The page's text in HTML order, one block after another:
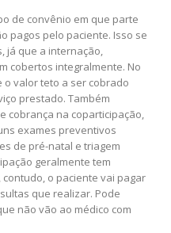
de convênio em que parte
pagos pelo paciente. Isso se
já que a internação,
cobertos integralmente. No
o valor teto a ser cobrado
prestado. Também
cobrança na coparticipação,
exames preventivos
de pré-natal e triagem
geralmente tem
o paciente vai pagar
que realizar. Pode
não vão ao médico com